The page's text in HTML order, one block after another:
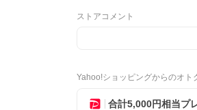
ストアコメント
Yahoo!ショッピングからのオト
合計5,000円相当プ